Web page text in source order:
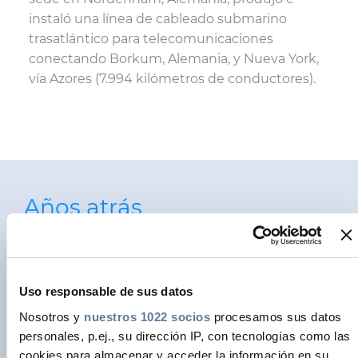
Uso responsable de sus datos
Nosotros y nuestros 1022 sociosprocesamos sus datos
personales, p.ej., su dirección IP, con tecnologías como las
cookies para almacenar y acceder la información en su
instaló una línea de cableado submarino
trasatlántico para telecomunicaciones
conectando Borkum, Alemania, y Nueva York,
vía Azores (7.994 kilómetros de conductores).
Años atrás
cable aislado para su comunicación
histórica entre Washington, D. C., y
Baltimore, Maryland, EE. UU.